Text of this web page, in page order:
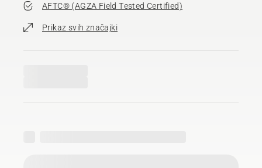
AFTC® (AGZA Field Tested Certified)​
Prikaz svih značajki